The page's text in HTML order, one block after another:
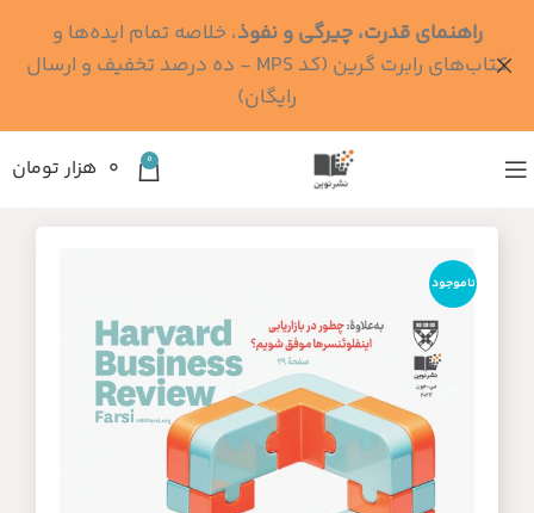
0 ۰ هزار تومان
ناموجود
راهنمای قدرت، چیرگی و نفوذ، خلاصه تمام ایده‌ها و
کتاب‌های رابرت گرین (کد MPS - ده درصد تخفیف و ارسال
رایگان)